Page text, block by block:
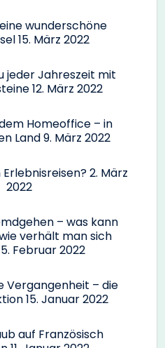
wunderschöne
15. März 2022
jeder Jahreszeit mit
12. März 2022
Homeoffice – in
Land9. März 2022
2. März
2022
– was kann
verhält man sich
Februar 2022
Vergangenheit – die
15. Januar 2022
auf Französisch